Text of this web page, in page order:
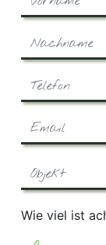
Wie viel ist